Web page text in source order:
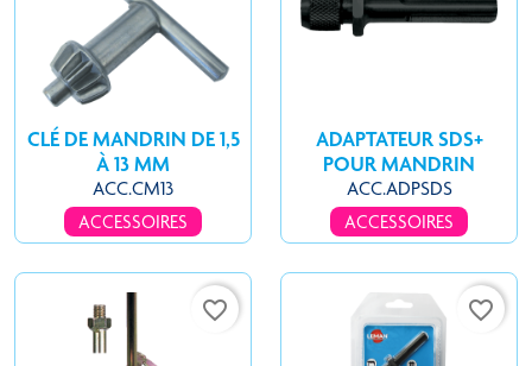
CLÉ DE MANDRIN DE 1,5
À 13 MM
ACC.CM13
ACCESSOIRES
ADAPTATEUR SDS+
POUR MANDRIN
ACC.ADPSDS
ACCESSOIRES
favorite_border favorite_border